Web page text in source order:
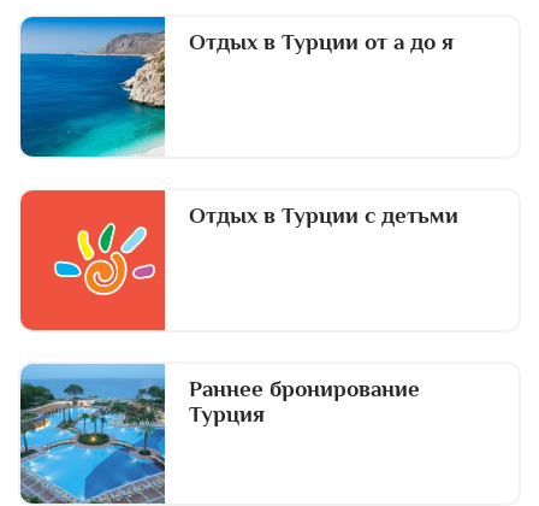
Отдых в Турции от а до я
Отдых в Турции с детьми
Раннее бронирование
Турция